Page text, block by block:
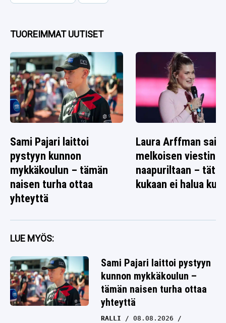
TUOREIMMAT UUTISET
Sami Pajari laittoi
pystyyn kunnon
mykkäkoulun – tämän
naisen turha ottaa
yhteyttä
Laura Arffman sai
melkoisen viestin
naapuriltaan – tätä
kukaan ei halua
LUE MYÖS:
Sami Pajari laittoi pystyyn
kunnon mykkäkoulun –
tämän naisen turha ottaa
yhteyttä
RALLI
08.08.2026